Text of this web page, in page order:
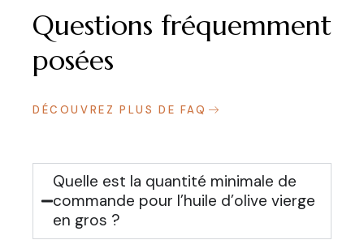
Questions fréquemment
posées
DÉCOUVREZ PLUS DE FAQ
Quelle est la quantité minimale de
commande pour l’huile d’olive vierge
en gros ?